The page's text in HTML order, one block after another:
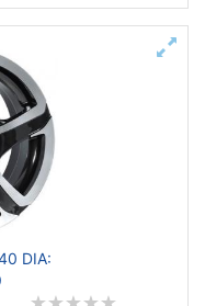
DIA: